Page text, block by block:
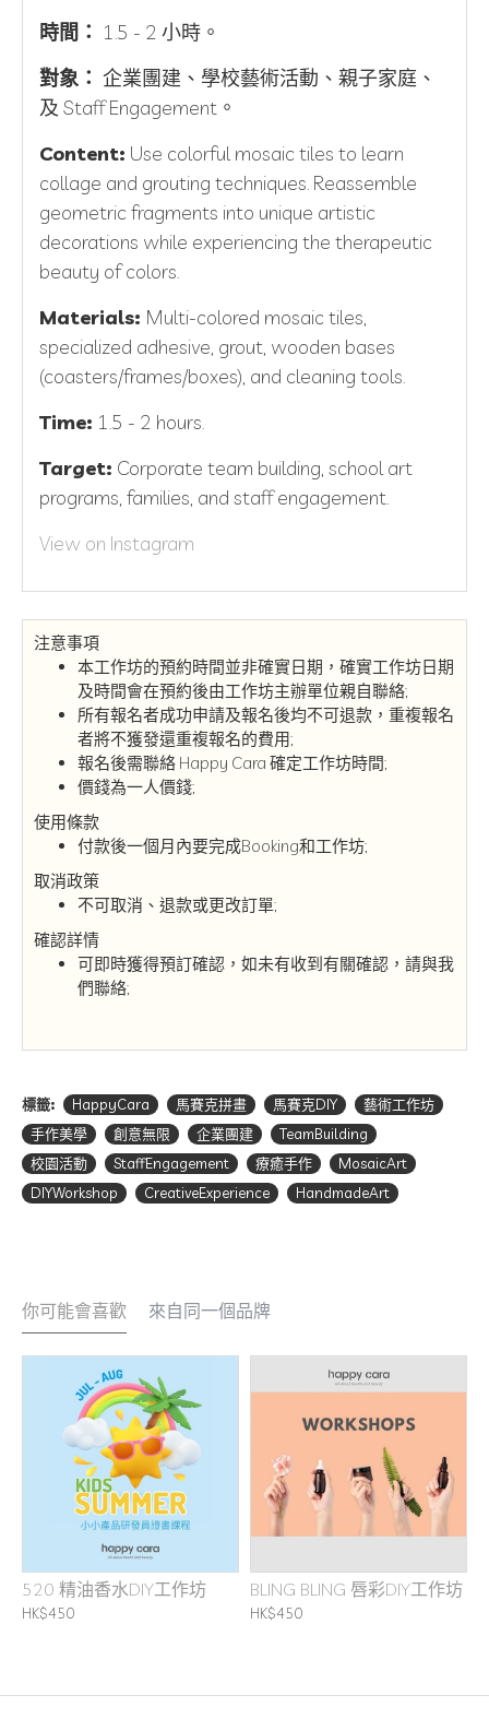
注意事項
本工作坊的預約時間並非確實日期，確實工作坊日期
及時間會在預約後由工作坊主辦單位親自聯絡;
所有報名者成功申請及報名後均不可退款，重複報名
者將不獲發還重複報名的費用;
報名後需聯絡 Happy Cara 確定工作坊時間;
價錢為一人價錢;
使用條款
付款後一個月內要完成Booking和工作坊;
取消政策
不可取消、退款或更改訂單;
確認詳情
可即時獲得預訂確認，如未有收到有關確認，請與我
們聯絡;
時間： 1.5 - 2 小時。
對象： 企業團建、學校藝術活動、親子家庭、
及 Staff Engagement。
Content: Use colorful mosaic tiles to learn
collage and grouting techniques. Reassemble
geometric fragments into unique artistic
decorations while experiencing the therapeutic
beauty of colors.
Materials: Multi-colored mosaic tiles,
specialized adhesive, grout, wooden bases
(coasters/frames/boxes), and cleaning tools.
Time: 1.5 - 2 hours.
Target: Corporate team building, school art
programs, families, and staff engagement.
View on Instagram
標籤: HappyCara 馬賽克拼畫 馬賽克DIY
藝術工作坊
手作美學
創意無限 企業團建
TeamBuilding
校園活動
StaffEngagement 療癒手作
MosaicArt
DIYWorkshop
CreativeExperience HandmadeArt
你可能會喜歡 來自同一個品牌
520 精油香水DIY工作坊
HK$450
BLING BLING 唇彩DIY工作坊
HK$450